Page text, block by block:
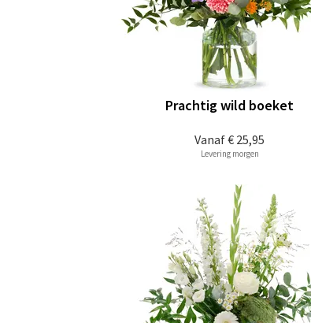
Vanaf€ 25,95
Prachtig wild boeket
Levering morgen